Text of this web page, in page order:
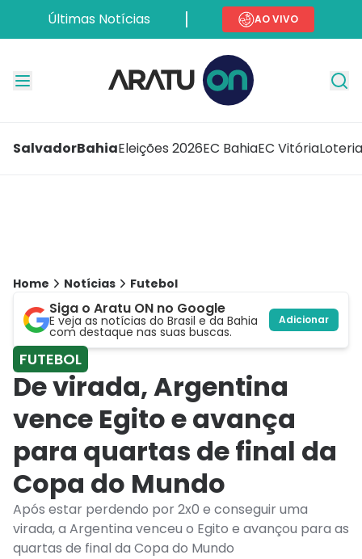
Últimas Notícias AO VIVO
SalvadorBahiaEleições 2026EC BahiaEC Vitória
Home Notícias Futebol
Siga o Aratu ON no Google
E veja as notícias do Brasil e da Bahia
com destaque nas suas buscas.
Adicionar
FUTEBOL
De virada, Argentina
vence Egito e avança
para quartas de final da
Copa do Mundo
Após estar perdendo por 2x0 e conseguir uma
virada, a Argentina venceu o Egito e avançou para as
quartas de final da Copa do Mundo